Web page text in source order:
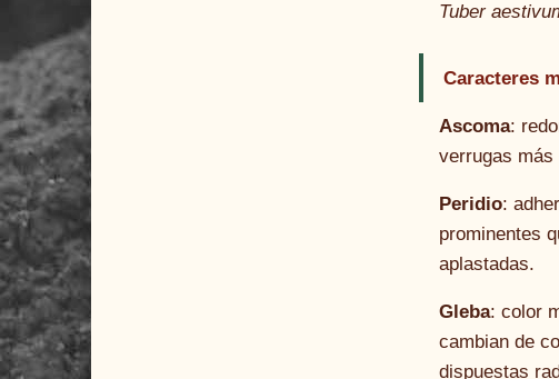
Tuber
Caracteres
Ascoma:
verrugas más
Peridio:
prominentes
aplastadas.
Gleba: color
cambian de
dispuestas